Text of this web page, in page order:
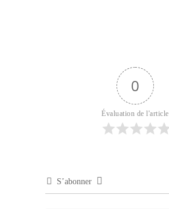
0
Évaluation de l'article
S’abonner